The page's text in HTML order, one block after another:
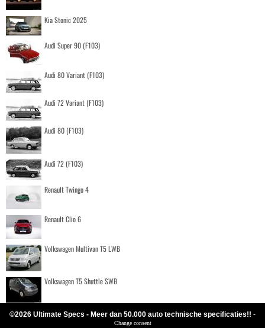
Kia Stonic 2025
Audi Super 90 (F103)
Audi 80 Variant (F103)
Audi 72 Variant (F103)
Audi 80 (F103)
Audi 72 (F103)
Renault Twingo 4
Renault Clio 6
Volkswagen Multivan T5 LWB
Volkswagen T5 Shuttle SWB
©2026 Ultimate Specs - Meer dan 50.000 auto technische specificaties!! -
Change consent